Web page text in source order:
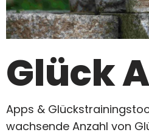
Glück
Apps &
wachsende Anzahl von